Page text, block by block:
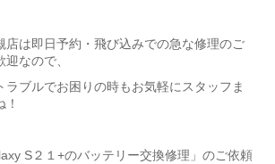
店は即日予約・飛び込みでの急な修理のご
なので、
ラブルでお困りの時もお気軽にスタッフま
S２１+のバッテリー交換修理」のご依頼